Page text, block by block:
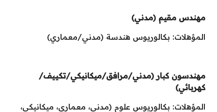
مهندس مقيم (مدني)
المؤهلات: بكالوريوس هندسة (مدني/معماري)
مهندسون كبار (مدني/مرافق/ميكانيكي/تكييف/
كهربائي)
المؤهلات: بكالوريوس علوم (مدني، معماري، ميكانيكي،